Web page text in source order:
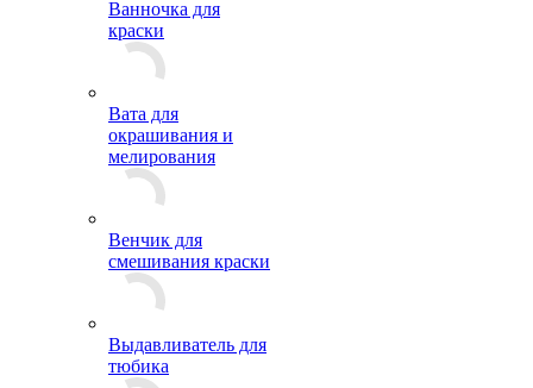
Ванночка для
краски
Вата для
окрашивания и
мелирования
Венчик для
смешивания краски
Выдавливатель для
тюбика